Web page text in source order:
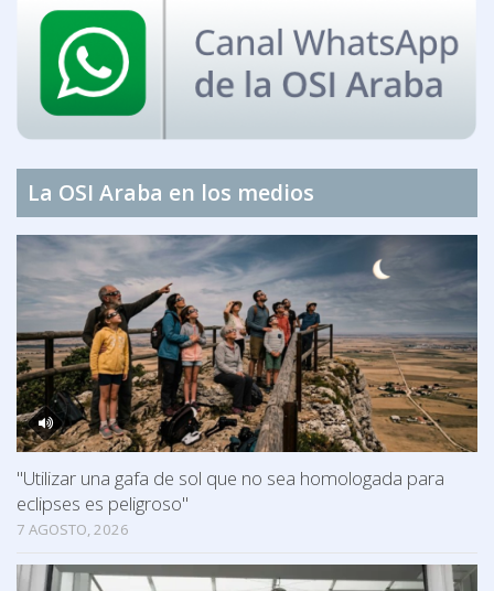
La OSI Araba en los medios
"Utilizar una gafa de sol que no sea homologada para
eclipses es peligroso"
7 AGOSTO, 2026